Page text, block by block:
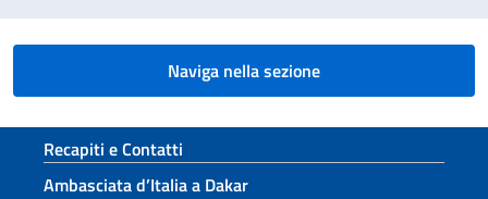
Naviga nella sezione
Sezione footer
Recapiti e Contatti
Ambasciata d’Italia a Dakar